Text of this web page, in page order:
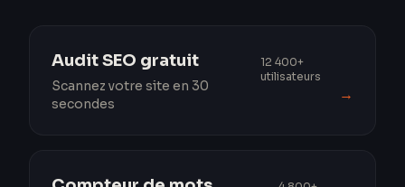
Audit SEO gratuit
Scannez votre site en 30
secondes
12 400+
utilisateurs
→